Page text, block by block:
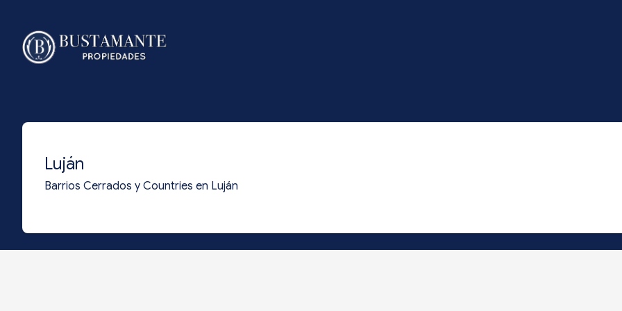
Luján
Barrios Cerrados y Countries en Luján